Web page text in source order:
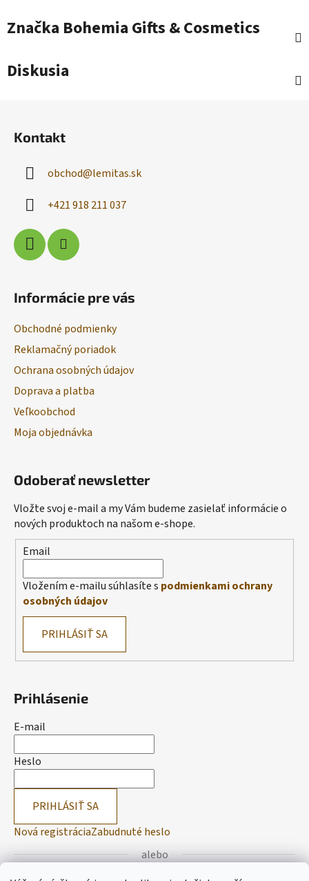
Značka Bohemia Gifts & Cosmetics
Diskusia
Kontakt
obchod@lemitas.sk
+421 918 211 037
Informácie pre vás
Obchodné podmienky
Reklamačný poriadok
Ochrana osobných údajov
Doprava a platba
Veľkoobchod
Moja objednávka
Odoberať newsletter
Vložte svoj e-mail a my Vám budeme zasielať informácie o
nových produktoch na našom e-shope.
Email
Vložením e-mailu súhlasíte s podmienkami ochrany
osobných údajov
PRIHLÁSIŤ SA
Prihlásenie
E-mail
Heslo
PRIHLÁSIŤ SA
Nová registráciaZabudnuté heslo
alebo